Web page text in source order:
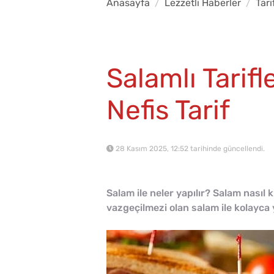
Anasayfa Lezzetli Haberler
Salamlı
Nefis Tarif
28 Kasım 2025, 12:52 tarihinde güncellendi.
Salam ile neler yapılır? Salam
vazgeçilmezi olan salam ile